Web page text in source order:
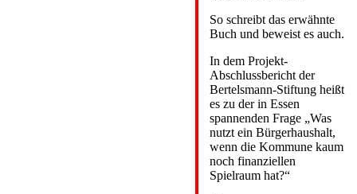
So schreibt das erwähnte
Buch und beweist es auch.
In dem Projekt-
Abschlussbericht der
Bertelsmann-Stiftung heißt
es zu der in Essen
spannenden Frage „Was
nutzt ein Bürgerhaushalt,
wenn die Kommune kaum
noch finanziellen
Spielraum hat?“